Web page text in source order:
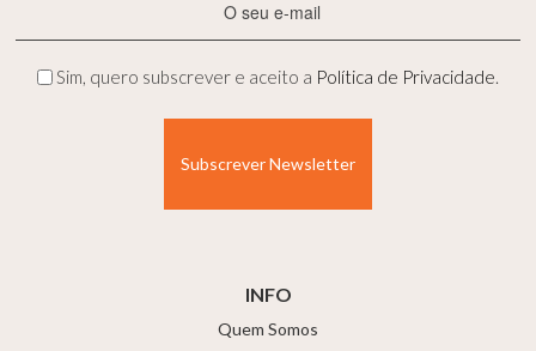
mail
Privacidade
Sim, quero subscrever e aceito a Política de Privacidade.
INFO
Quem Somos